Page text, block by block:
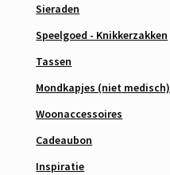
Sieraden
Speelgoed - Knikkerzakken
Tassen
Mondkapjes (niet medisch)
Woonaccessoires
Cadeaubon
Inspiratie